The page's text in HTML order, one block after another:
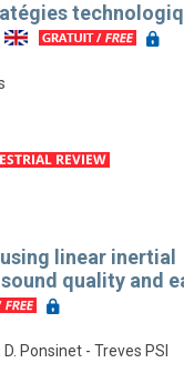
linear inertial
quality and
Ponsinet - Treves PSI